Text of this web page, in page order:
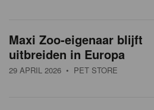
Maxi Zoo-eigenaar blijft
uitbreiden in Europa
29 APRIL 2026 • PET STORE